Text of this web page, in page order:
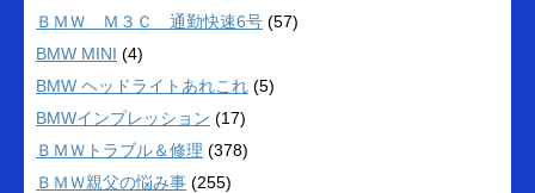
ＢＭＷ Ｍ３Ｃ 通勤快速6号 (57)
BMW MINI (4)
BMW ヘッドライトあれこれ (5)
BMWインプレッション (17)
ＢＭＷトラブル＆修理 (378)
ＢＭＷ親父の悩み事 (255)